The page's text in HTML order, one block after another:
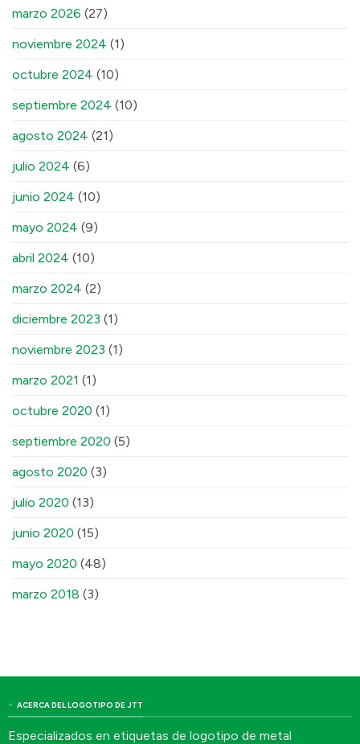
marzo 2026 (27)
noviembre 2024 (1)
octubre 2024 (10)
septiembre 2024 (10)
agosto 2024 (21)
julio 2024 (6)
junio 2024 (10)
mayo 2024 (9)
abril 2024 (10)
marzo 2024 (2)
diciembre 2023 (1)
noviembre 2023 (1)
marzo 2021 (1)
octubre 2020 (1)
septiembre 2020 (5)
agosto 2020 (3)
julio 2020 (13)
junio 2020 (15)
mayo 2020 (48)
marzo 2018 (3)
ACERCA DEL LOGOTIPO DE JTT
Especializados en etiquetas de logotipo de metal